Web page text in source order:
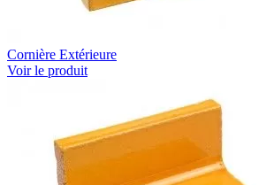
Cornière Extérieure
Voir le produit